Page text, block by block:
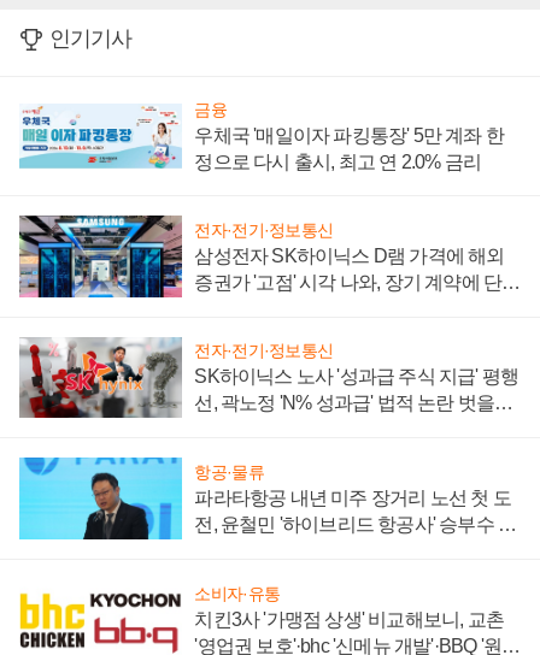
인기기사
금융
우체국 '매일이자 파킹통장' 5만 계좌 한
정으로 다시 출시, 최고 연 2.0% 금리
전자·전기·정보통신
삼성전자 SK하이닉스 D램 가격에 해외
증권가 '고점' 시각 나와, 장기 계약에 단점
전자·전기·정보통신
SK하이닉스 노사 '성과급 주식 지급' 평행
선, 곽노정 'N% 성과급' 법적 논란 벗을지
항공·물류
파라타항공 내년 미주 장거리 노선 첫 도
전, 윤철민 '하이브리드 항공사' 승부수 통
소비자·유통
치킨3사 '가맹점 상생' 비교해보니, 교촌
'영업권 보호'·bhc '신메뉴 개발'·BBQ '원가